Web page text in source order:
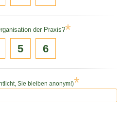
der Praxis?*
5 6
Sie bleiben anonym!)*